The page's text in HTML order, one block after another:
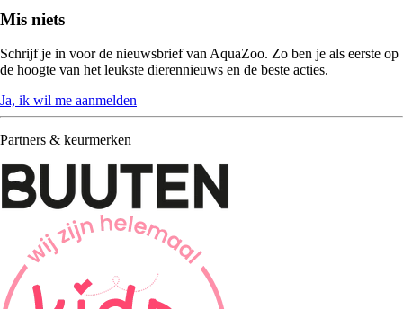
Mis niets
Schrijf je in voor de nieuwsbrief van AquaZoo. Zo ben je als eerste op
de hoogte van het leukste dierennieuws en de beste acties.
Ja, ik wil me aanmelden
Partners & keurmerken